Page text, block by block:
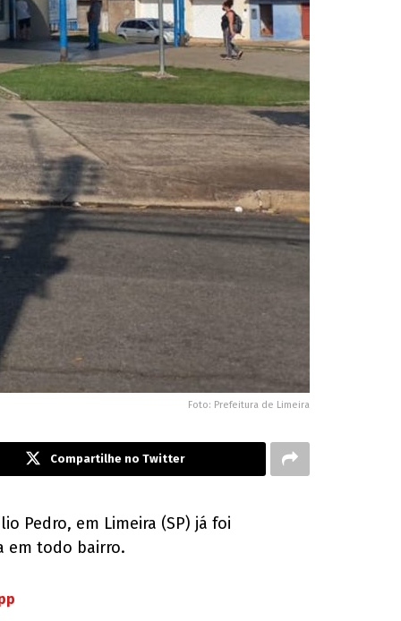
Foto: Prefeitura de Limeira
Compartilhe no Twitter
Pedro, em Limeira (SP) já foi
em todo bairro.